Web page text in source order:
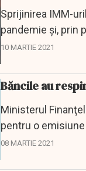
Sprijinirea IMM-
pandemie şi, prin
de stat în...
10 MARTIE 2021
Băncile au
Ministerul
pentru o
de...
08 MARTIE 2021